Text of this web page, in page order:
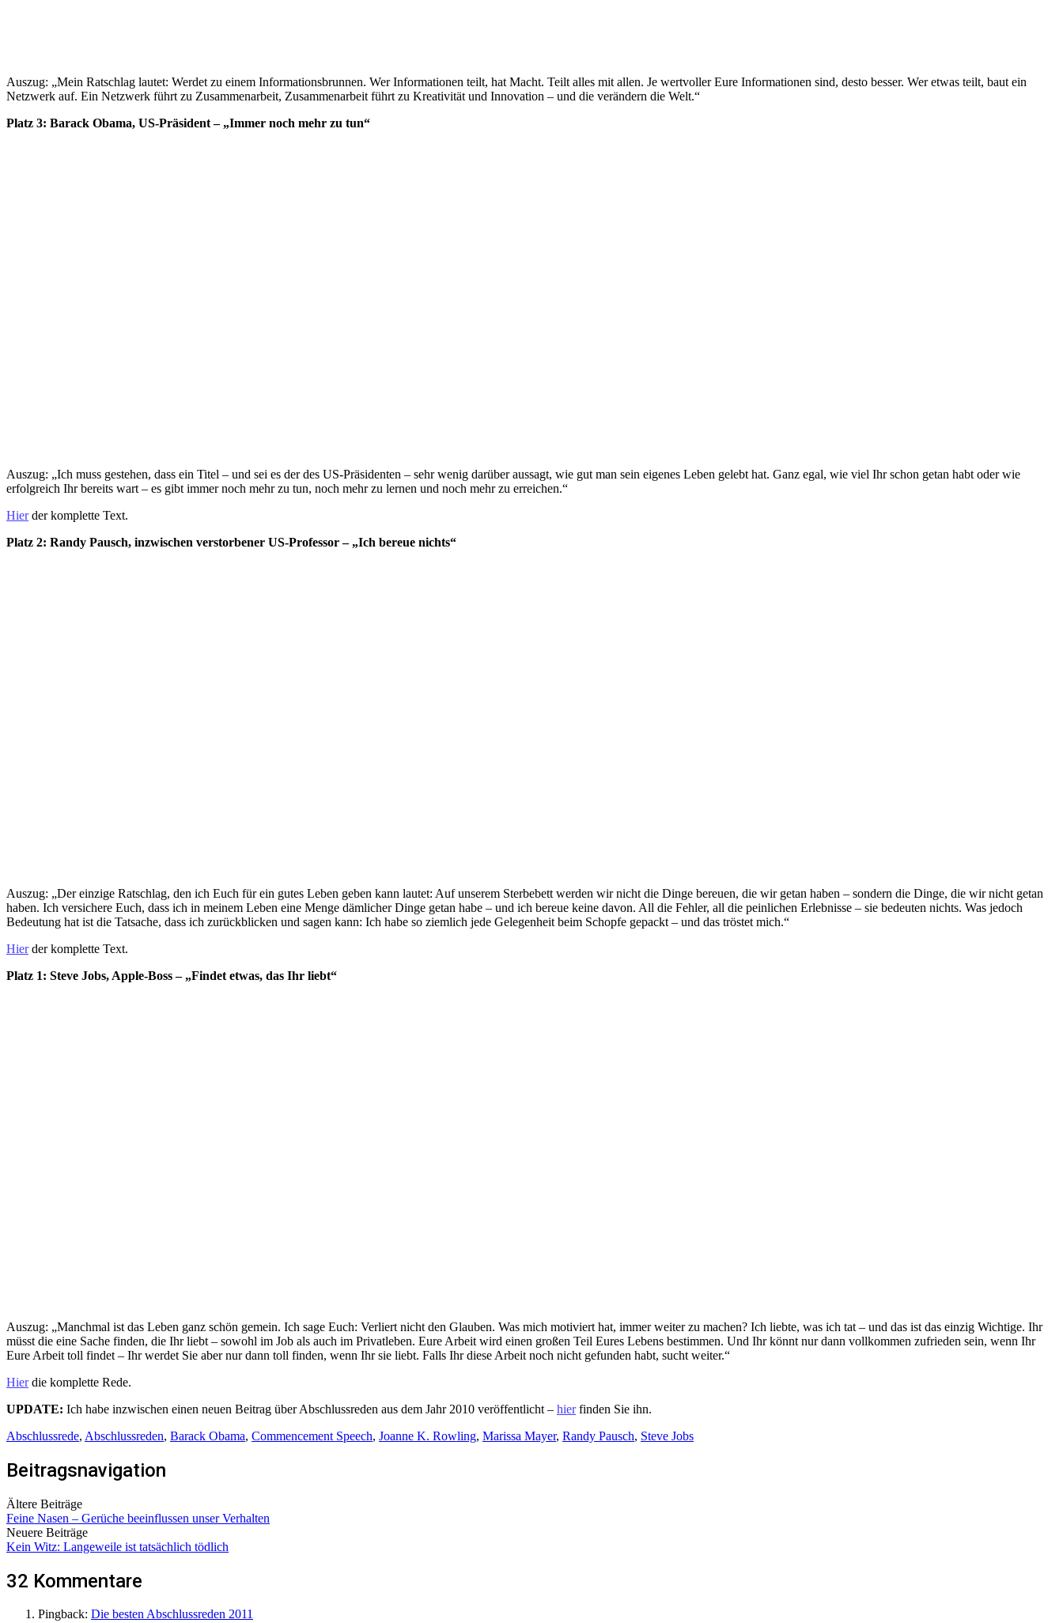
Auszug: „Mein Ratschlag lautet: Werdet zu einem Informationsbrunnen. Wer Informationen teilt, hat Macht. Teilt alles mit allen. Je wertvoller Eure Informationen sind, desto besser. Wer etwas teilt, baut ein
Netzwerk auf. Ein Netzwerk führt zu Zusammenarbeit, Zusammenarbeit führt zu Kreativität und Innovation – und die verändern die Welt.“
Platz 3: Barack Obama, US-Präsident – „Immer noch mehr zu tun“
Auszug: „Ich muss gestehen, dass ein Titel – und sei es der des US-Präsidenten – sehr wenig darüber aussagt, wie gut man sein eigenes Leben gelebt hat. Ganz egal, wie viel Ihr schon getan habt oder wie
erfolgreich Ihr bereits wart – es gibt immer noch mehr zu tun, noch mehr zu lernen und noch mehr zu erreichen.“
Hierder komplette Text.
Platz 2: Randy Pausch, inzwischen verstorbener US-Professor – „Ich bereue nichts“
Auszug: „Der einzige Ratschlag, den ich Euch für ein gutes Leben geben kann lautet: Auf unserem Sterbebett werden wir nicht die Dinge bereuen, die wir getan haben – sondern die Dinge, die wir nicht getan
haben. Ich versichere Euch, dass ich in meinem Leben eine Menge dämlicher Dinge getan habe – und ich bereue keine davon. All die Fehler, all die peinlichen Erlebnisse – sie bedeuten nichts. Was jedoch
Bedeutung hat ist die Tatsache, dass ich zurückblicken und sagen kann: Ich habe so ziemlich jede Gelegenheit beim Schopfe gepackt – und das tröstet mich.“
Hierder komplette Text.
Platz 1: Steve Jobs, Apple-Boss – „Findet etwas, das Ihr liebt“
Auszug: „Manchmal ist das Leben ganz schön gemein. Ich sage Euch: Verliert nicht den Glauben. Was mich motiviert hat, immer weiter zu machen? Ich liebte, was ich tat – und das ist das einzig Wichtige. Ihr
müsst die eine Sache finden, die Ihr liebt – sowohl im Job als auch im Privatleben. Eure Arbeit wird einen großen Teil Eures Lebens bestimmen. Und Ihr könnt nur dann vollkommen zufrieden sein, wenn Ihr
Eure Arbeit toll findet – Ihr werdet Sie aber nur dann toll finden, wenn Ihr sie liebt. Falls Ihr diese Arbeit noch nicht gefunden habt, sucht weiter.“
Hierdie komplette Rede.
UPDATE: Ich habe inzwischen einen neuen Beitrag über Abschlussreden aus dem Jahr 2010 veröffentlicht – hierfinden Sie ihn.
Abschlussrede, Abschlussreden, Barack Obama, Commencement Speech, Joanne K. Rowling, Marissa Mayer, Randy Pausch, Steve Jobs
Beitragsnavigation
Ältere Beiträge
Feine Nasen – Gerüche beeinflussen unser Verhalten
Neuere Beiträge
Kein Witz: Langeweile ist tatsächlich tödlich
32 Kommentare
Pingback: Die besten Abschlussreden 2011